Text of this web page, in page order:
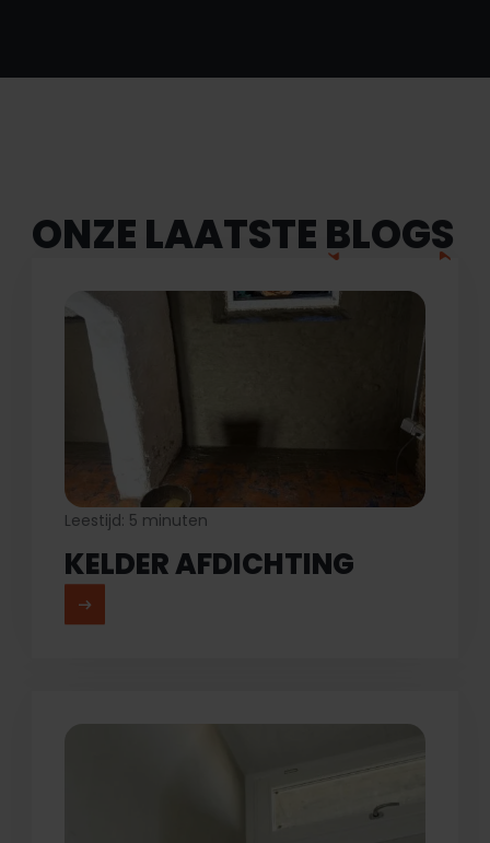
ONZE LAATSTEBLOGS
Leestijd: 5 minuten
KELDER AFDICHTING
MEER LEZEN